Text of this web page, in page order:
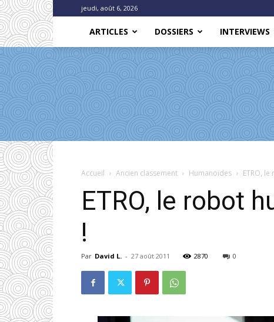
jeudi, août 6, 2026
ARTICLES DOSSIERS INTERVIEWS
Accueil Ancien classement Humanoïdes ETRO,
ETRO, le robot
!
Par David L. - 27 août 2011 2870 0